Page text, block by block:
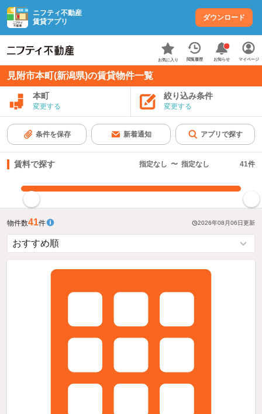
ニフティ不動産
賃貸アプリ
ダウンロード
お気に入り 閲覧履歴 お知らせ マイページ
見附市本町(新潟県)の賃貸物件一覧
本町
変更する
絞り込み条件
変更する
条件を保存 新着通知 アプリで探す
賃料で探す 指定なし 〜 指定なし 41件
物件数41件 2026年08月06日更新